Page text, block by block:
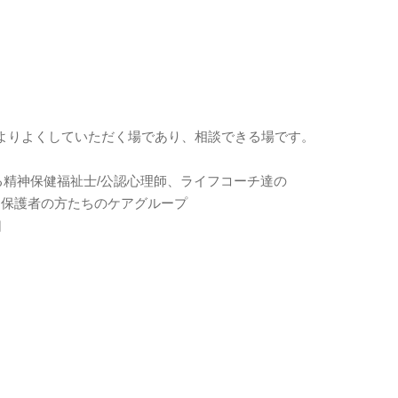
よくしていただく場であり、相談できる場です。
神保健福祉士/公認心理師、ライフコーチ達の
護者の方たちのケアグループ